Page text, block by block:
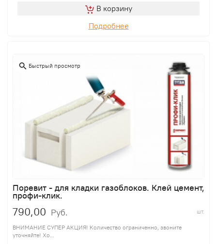
В корзину
Подробнее
Быстрый просмотр
Поревит - для кладки газоблоков. Клей цемент,
профи-клик.
790,00 Руб. шт.
ВНИМАНИЕ СУПЕР АКЦИЯ! Количество ограниченно, звоните
уточняйте! Хо...